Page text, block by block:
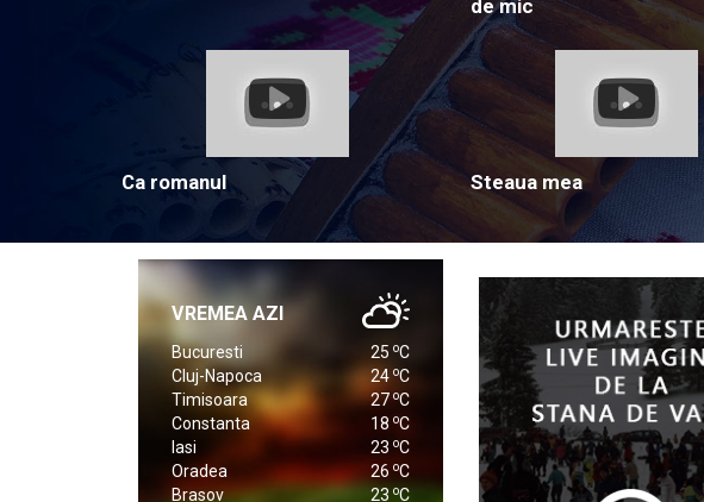
de mic
Ca romanul Steaua mea
VREMEA AZI
Bucuresti 25 oC
Cluj-Napoca
24 oC
Timisoara
27oC
Constanta
18 oC
Iasi
23 oC
Oradea
26 oC
Brasov
23 oC